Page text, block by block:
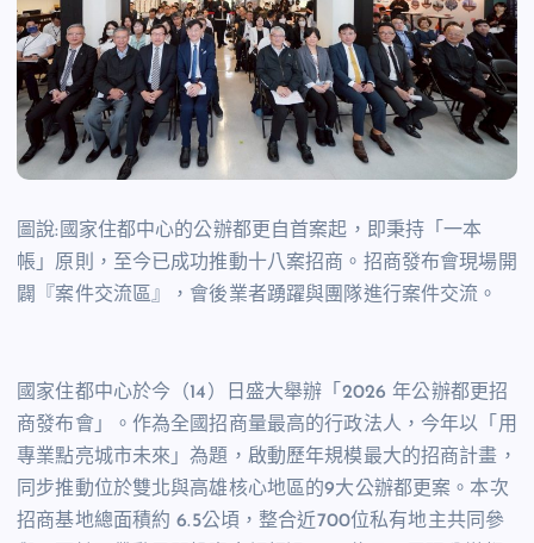
圖說:國家住都中心的公辦都更自首案起，即秉持「一本
帳」原則，至今已成功推動十八案招商。招商發布會現場開
闢『案件交流區』，會後業者踴躍與團隊進行案件交流。
國家住都中心於今（14）日盛大舉辦「2026 年公辦都更招
商發布會」。作為全國招商量最高的行政法人，今年以「用
專業點亮城市未來」為題，啟動歷年規模最大的招商計畫，
同步推動位於雙北與高雄核心地區的9大公辦都更案。本次
招商基地總面積約 6.5公頃，整合近700位私有地主共同參